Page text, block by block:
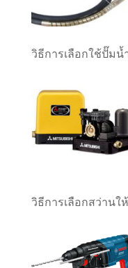
วิธีการเลือกใช้ปั๊มน้
วิธีการเลือกสว่านใ